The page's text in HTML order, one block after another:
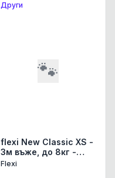
Други
🐾
flexi New Classic XS -
3м въже, до 8кг -
цвят черен
Flexi